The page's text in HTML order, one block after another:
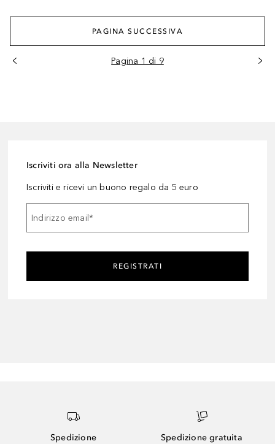
PAGINA SUCCESSIVA
Pagina 1 di 9
Iscriviti ora alla Newsletter
Iscriviti e ricevi un buono regalo da 5 euro
Indirizzo email *
REGISTRATI
Spedizione
Spedizione gratuita